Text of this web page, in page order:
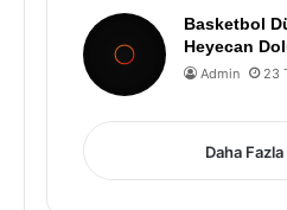
Basketbol
Heyecan
Admin 23
Daha